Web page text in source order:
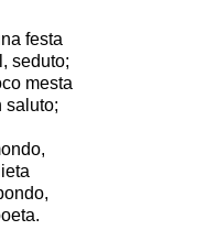
festa
seduto;
mesta
saluto;